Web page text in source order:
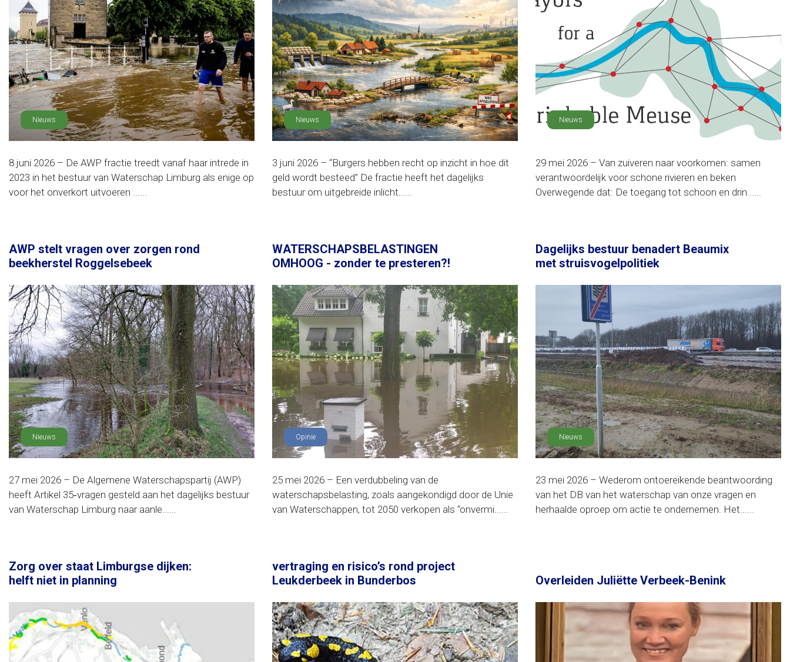
Nieuws
8 juni 2026 – De AWP fractie treedt vanaf haar intrede in
2023 in het bestuur van Waterschap Limburg als enige op
voor het onverkort uitvoeren ......
Nieuws
3 juni 2026 – “Burgers hebben recht op inzicht in hoe dit
geld wordt besteed” De fractie heeft het dagelijks
bestuur om uitgebreide inlicht......
Nieuws
29 mei 2026 – Van zuiveren naar voorkomen: samen
verantwoordelijk voor schone rivieren en beken
Overwegende dat: De toegang tot schoon en drin......
AWP stelt vragen over zorgen rond
beekherstel Roggelsebeek
Nieuws
27 mei 2026 – De Algemene Waterschapspartij (AWP)
heeft Artikel 35‑vragen gesteld aan het dagelijks bestuur
van Waterschap Limburg naar aanle......
WATERSCHAPSBELASTINGEN
OMHOOG - zonder te presteren?!
Opinie
25 mei 2026 – Een verdubbeling van de
waterschapsbelasting, zoals aangekondigd door de Unie
van Waterschappen, tot 2050 verkopen als “onvermi......
Dagelijks bestuur benadert Beaumix
met struisvogelpolitiek
Nieuws
23 mei 2026 – Wederom ontoereikende beantwoording
van het DB van het waterschap van onze vragen en
herhaalde oproep om actie te ondernemen. Het......
Zorg over staat Limburgse dijken:
helft niet in planning
vertraging en risico’s rond project
Leukderbeek in Bunderbos
Overleiden Juliëtte Verbeek-Benink